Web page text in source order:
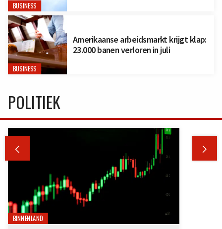
BUSINESS
BUSINESS
Amerikaanse arbeidsmarkt krijgt klap:
23.000 banen verloren in juli
POLITIEK
 
BINNENLAND